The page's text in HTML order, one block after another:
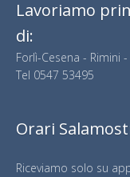
Lavoriamo
di:
Forlì-Cesena - Rimini -
Tel 0547 53495
Orari
Riceviamo solo su